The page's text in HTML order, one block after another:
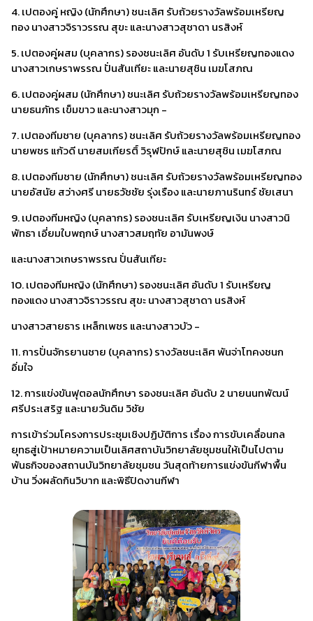
4. เปตองคู่ หญิง (นักศึกษา) ชนะเลิศ รับถ้วยรางวัลพร้อมเหรียญ
ทอง นางสาวจิราวรรณ สุขะ และนางสาวสุชาดา นรสิงห์
5. เปตองคู่ผสม (บุคลากร) รองชนะเลิศ อันดับ 1 รับเหรียญทองแดง
นางสาวเกษราพรรณ ปั่นสันเทียะ และนายสุชิน เมฆโสภณ
6. เปตองคู่ผสม (นักศึกษา) ชนะเลิศ รับถ้วยรางวัลพร้อมเหรียญทอง
นายธนภัทร เข็มขาว และนางสาวมุก -
7. เปตองทีมชาย (บุคลากร) ชนะเลิศ รับถ้วยรางวัลพร้อมเหรียญทอง
นายพชร แก้วดี นายสมเกียรติ์ วิรุฬปักษ์ และนายสุชิน เมฆโสภณ
8. เปตองทีมชาย (นักศึกษา) ชนะเลิศ รับถ้วยรางวัลพร้อมเหรียญทอง
นายอัสนัย สว่างศรี นายธวัชชัย รุ่งเรือง และนายภานรินทร์ ชัยเสนา
9. เปตองทีมหญิง (บุคลากร) รองชนะเลิศ รับเหรียญเงิน นางสาวนิ
พัทธา เอี่ยมใบพฤกษ์ นางสาวสมฤทัย อามันพงษ์
และนางสาวเกษราพรรณ ปั่นสันเทียะ
10. เปตองทีมหญิง (นักศึกษา) รองชนะเลิศ อันดับ 1 รับเหรียญ
ทองแดง นางสาวจิราวรรณ สุขะ นางสาวสุชาดา นรสิงห์
นางสาวสายธาร เหล็กเพชร และนางสาวบัว -
11. การปั่นจักรยานชาย (บุคลากร) รางวัลชนะเลิศ พันจ่าโทคงชนก
อิ่มใจ
12. การแข่งขันฟุตอลนักศึกษา รองชนะเลิศ อันดับ 2 นายนนทพัฒน์
ศรีประเสริฐ และนายวันดิม วิชัย
การเข้าร่วมโครงการประชุมเชิงปฏิบัติการ เรื่อง การขับเคลื่อนกล
ยุทธสู่เป้าหมายความเป็นเลิศสถาบันวิทยาลัยชุมชนให้เป็นไปตาม
พันธกิจของสถานบันวิทยาลัยชุมชน วันสุดท้ายการแข่งขันกีฬาพื้น
บ้าน วิ่งผลัดกินวิบาก และพิธีปิดงานกีฬา